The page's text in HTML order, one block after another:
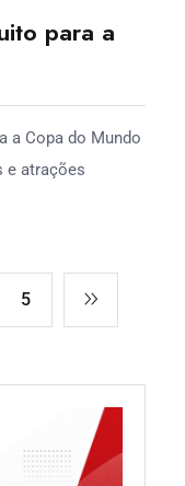
para a
a Copa do Mundo
e atrações
5